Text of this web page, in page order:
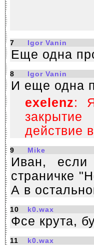
7 Igor Vanin
Еще одна
8 Igor Vanin
И еще одна
exelenz:
действие
9 Mike
Иван,
страничке
А в
10 k0.wax
Фсе крута,
11 k0.wax